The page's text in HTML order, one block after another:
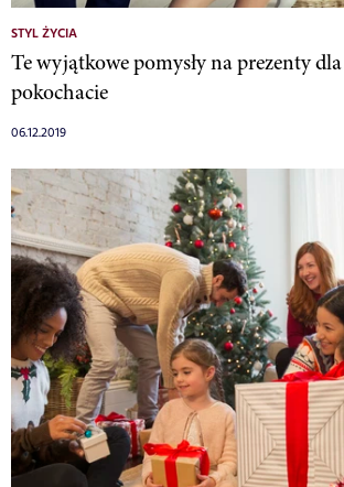
STYL ŻYCIA
Te wyjątkowe pomysły na prezenty
pokochacie
06.12.2019